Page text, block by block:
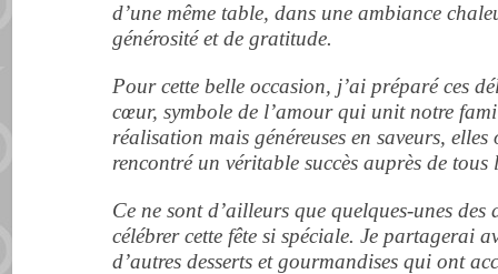
d’une même table, dans une ambiance
générosité et de gratitude.
Pour cette belle occasion, j’ai préparé ces
cœur, symbole de l’amour qui unit notre
réalisation mais généreuses en saveurs,
rencontré un véritable succès auprès de tous
Ce ne sont d’ailleurs que quelques-unes
célébrer cette fête si spéciale. Je partagerai
d’autres desserts et gourmandises qui ont